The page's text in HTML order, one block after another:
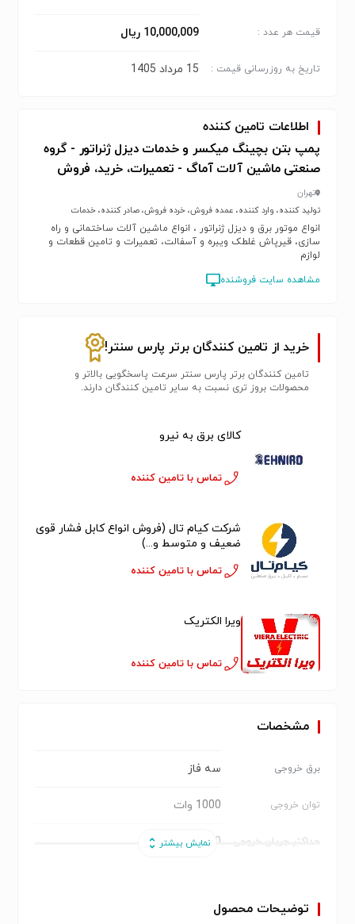
قیمت هر عدد : 10,000,009 ریال
تاریخ به روزرسانی قیمت : 15 مرداد 1405
اطلاعات تامین کننده
پمپ بتن بچینگ میکسر و خدمات دیزل ژنراتور - گروه
صنعتی ماشین آلات آماگ - تعمیرات، خرید، فروش
تهران
تولید کننده، وارد کننده، عمده فروش، خرده فروش، صادر کننده، خدمات
انواع موتور برق و دیزل ژنراتور ، انواع ماشین آلات ساختمانی و راه
سازی، قیرپاش غلطک ویبره و آسفالت، تعمیرات و تامین قطعات و
لوازم
مشاهده سایت فروشنده
خرید از تامین کنندگان برتر پارس سنتر!
تامین کنندگان برتر پارس سنتر سرعت پاسخگویی بالاتر و
محصولات بروز تری نسبت به سایر تامین کنندگان دارند.
کالای برق به نیرو
تماس با تامین کننده
شرکت کیام تال (فروش انواع کابل فشار قوی
ضعیف و متوسط و...)
تماس با تامین کننده
ویرا الکتریک
تماس با تامین کننده
مشخصات
برق خروجی سه فاز
توان خروجی 1000 وات
حداکثر جریان خروجی 1500 آمپر
مدل 2000توضیحات محصول